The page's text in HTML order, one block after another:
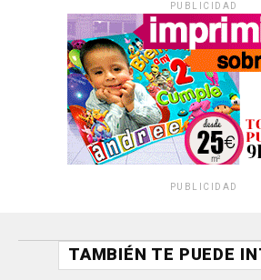
PUBLICIDAD
PUBLICIDAD
TAMBIÉN TE PUEDE